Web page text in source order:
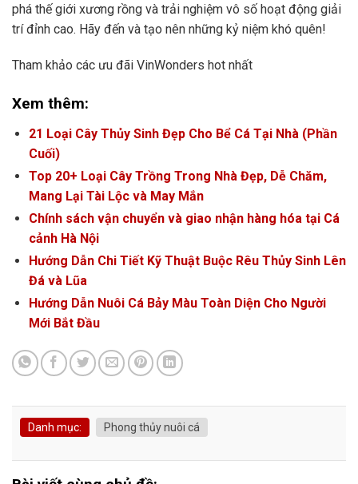
phá thế giới xương rồng và trải nghiệm vô số hoạt động giải
trí đỉnh cao. Hãy đến và tạo nên những kỷ niệm khó quên!
Tham khảo các ưu đãi VinWonders hot nhất
Xem thêm:
21 Loại Cây Thủy Sinh Đẹp Cho Bể Cá Tại Nhà (Phần
Cuối)
Top 20+ Loại Cây Trồng Trong Nhà Đẹp, Dễ Chăm,
Mang Lại Tài Lộc và May Mắn
Chính sách vận chuyển và giao nhận hàng hóa tại Cá
cảnh Hà Nội
Hướng Dẫn Chi Tiết Kỹ Thuật Buộc Rêu Thủy Sinh Lên
Đá và Lũa
Hướng Dẫn Nuôi Cá Bảy Màu Toàn Diện Cho Người
Mới Bắt Đầu
Danh mục: Phong thủy nuôi cá